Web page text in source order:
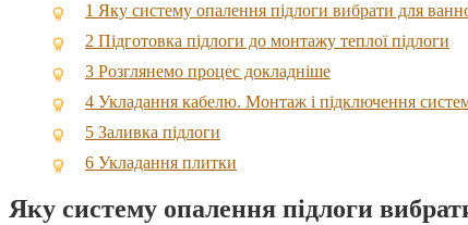
1 Яку систему опалення підлоги вибрати для
2 Підготовка підлоги до монтажу теплої підлоги
3 Розглянемо процес докладніше
4 Укладання кабелю. Монтаж і підключення
5 Заливка підлоги
6 Укладання плитки
Яку систему опалення підлоги